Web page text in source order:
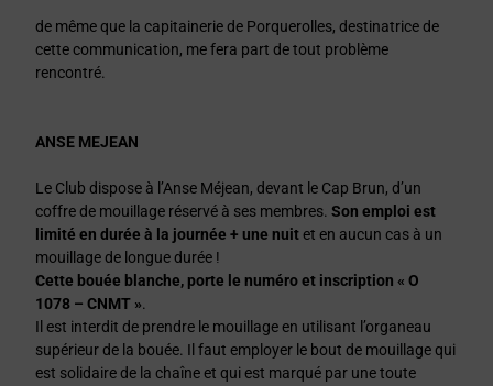
de même que la capitainerie de Porquerolles, destinatrice de
cette communication, me fera part de tout problème
rencontré.
ANSE MEJEAN
Le Club dispose à l’Anse Méjean, devant le Cap Brun, d’un
coffre de mouillage réservé à ses membres.Son emploi est
limité en durée à la journée + une nuitet en aucun cas à un
mouillage de longue durée !
Cette bouée blanche, porte le numéro et inscription « O
1078 – CNMT ».
Il est interdit de prendre le mouillage en utilisant l’organeau
supérieur de la bouée. Il faut employer le bout de mouillage qui
est solidaire de la chaîne et qui est marqué par une toute